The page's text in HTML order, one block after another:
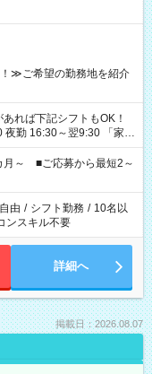
≫ご希望の勤務地を紹介
16:30～翌9:30 「家族
夕飯の準備がしたい」
ご希望を教えてください
計で週40時間を超える場
月～ ■ご応募から最短2～
由 / シフト勤務 / 10名以
ンスキル不要
詳細へ
掲載日：2026.08.07